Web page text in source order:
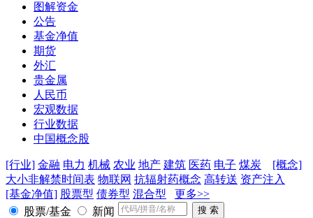
图解资金
公告
基金净值
期货
外汇
贵金属
人民币
宏观数据
行业数据
中国概念股
[行业] 金融 电力 机械 农业 地产 建筑 医药 电子 煤炭
[概念]
大小非解禁时间表 物联网 抗辐射药概念 高转送 资产注入
[基金净值] 股票型 债券型 混合型
更多>>
股票/基金
新闻